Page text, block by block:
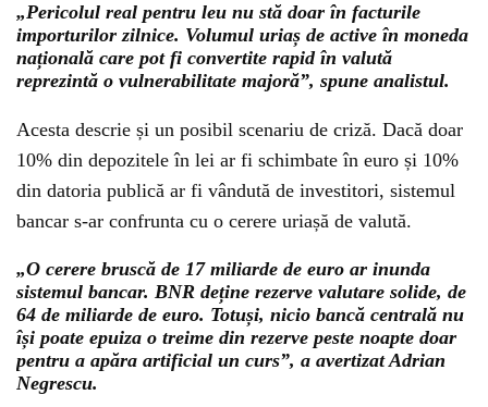
„Pericolul real pentru leu nu stă doar în facturile
importurilor zilnice. Volumul uriaș de active în moneda
națională care pot fi convertite rapid în valută
reprezintă o vulnerabilitate majoră”, spune analistul.
Acesta descrie și un posibil scenariu de criză. Dacă doar
10% din depozitele în lei ar fi schimbate în euro și 10%
din datoria publică ar fi vândută de investitori, sistemul
bancar s-ar confrunta cu o cerere uriașă de valută.
„O cerere bruscă de 17 miliarde de euro ar inunda
sistemul bancar. BNR deține rezerve valutare solide, de
64 de miliarde de euro. Totuși, nicio bancă centrală nu
își poate epuiza o treime din rezerve peste noapte doar
pentru a apăra artificial un curs”, a avertizat Adrian
Negrescu.